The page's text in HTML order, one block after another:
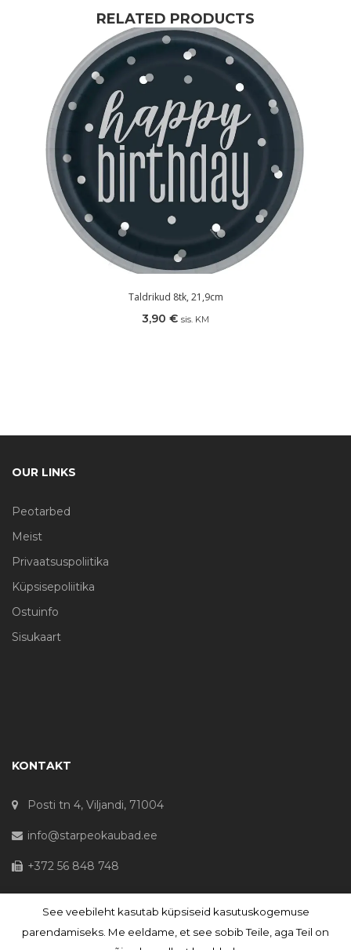
RELATED PRODUCTS
Taldrikud 8tk, 21,9cm
3,90 € sis. KM
OUR LINKS
Peotarbed
Meist
Privaatsuspoliitika
Küpsisepoliitika
Ostuinfo
Sisukaart
KONTAKT
Posti tn 4, Viljandi, 71004
info@starpeokaubad.ee
+372 56 848 748
© Haljaste OÜ 2020 - Registrikood 10645867
See veebileht kasutab küpsiseid kasutuskogemuse
parendamiseks. Me eeldame, et see sobib Teile, aga Teil on